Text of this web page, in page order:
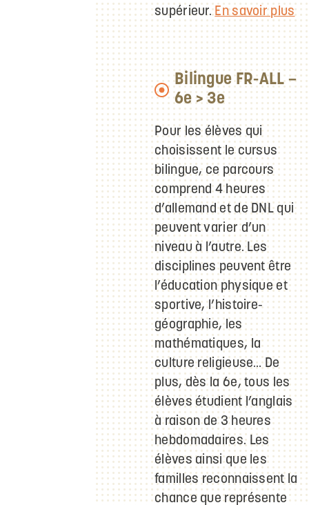
supérieur.En savoir plus
Bilingue FR-ALL –
6e > 3e
Pour les élèves qui
choisissent le cursus
bilingue, ce parcours
comprend 4 heures
d’allemand et de DNL qui
peuvent varier d’un
niveau à l’autre. Les
disciplines peuvent être
l’éducation physique et
sportive, l’histoire-
géographie, les
mathématiques, la
culture religieuse… De
plus, dès la 6e, tous les
élèves étudient l’anglais
à raison de 3 heures
hebdomadaires. Les
élèves ainsi que les
familles reconnaissent la
chance que représente